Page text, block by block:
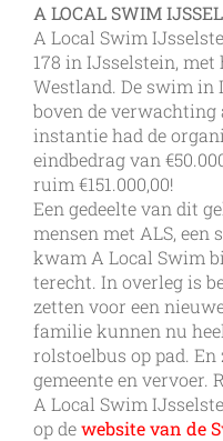
A LOCAL SWIM
A Local Swim
178 in IJsselstein,
Westland. De swim in
boven de verwachting
instantie had de
eindbedrag van
ruim €151.000,00!
Een gedeelte van dit
mensen met ALS,
kwam A Local Swim
terecht. In overleg is
zetten voor een
familie kunnen nu
rolstoelbus op pad.
gemeente en vervoer.
A Local Swim
op dewebsite van de